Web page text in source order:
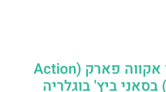
וארנה אקשן אקווה פארק (Action